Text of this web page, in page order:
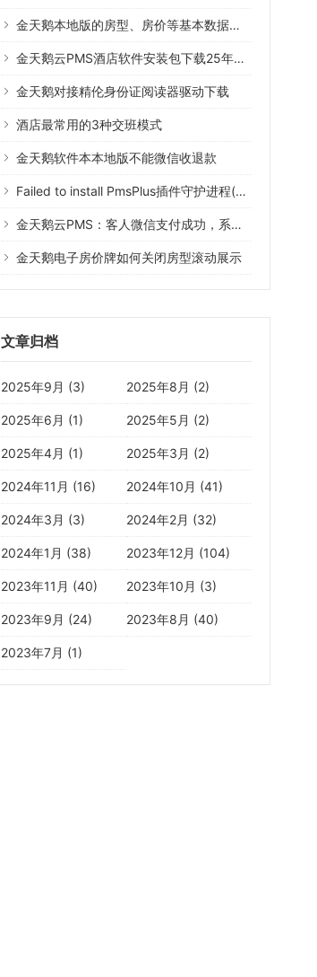
金天鹅本地版的房型、房价等基本数据可以导入云版系统用吗？
金天鹅云PMS酒店软件安装包下载25年8月31日
金天鹅对接精伦身份证阅读器驱动下载
酒店最常用的3种交班模式
金天鹅软件本本地版不能微信收退款
Failed to install PmsPlus插件守护进程(Error 1073)什么意思？
金天鹅云PMS：客人微信支付成功，系统没有记录
金天鹅电子房价牌如何关闭房型滚动展示
文章归档
2025年9月 (3) 2025年8月 (2)
2025年6月 (1) 2025年5月 (2)
2025年4月 (1) 2025年3月 (2)
2024年11月 (16) 2024年10月 (41)
2024年3月 (3) 2024年2月 (32)
2024年1月 (38) 2023年12月 (104)
2023年11月 (40) 2023年10月 (3)
2023年9月 (24) 2023年8月 (40)
2023年7月 (1)